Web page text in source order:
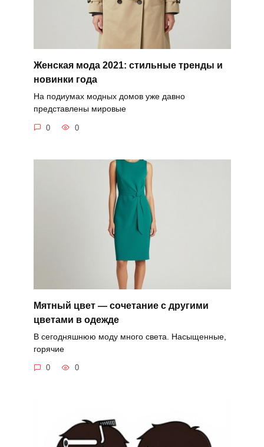
Женская мода 2021: стильные тренды и
новинки года
На подиумах модных домов уже давно
представлены мировые
0 0
Мятный цвет — сочетание с другими
цветами в одежде
В сегодняшнюю моду много света. Насыщенные,
горячие
0 0